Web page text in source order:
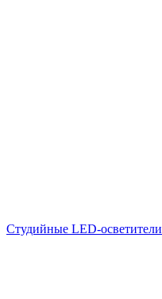
Студийные LED-осветители